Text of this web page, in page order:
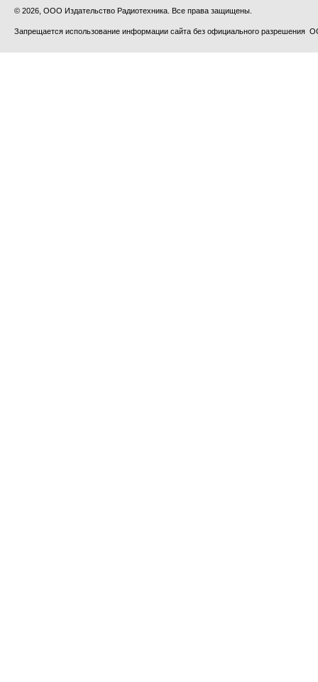
© 2026, ООО Издательство Радиотехника. Все права защищены.
Запрещается использование информации сайта без официального разрешения